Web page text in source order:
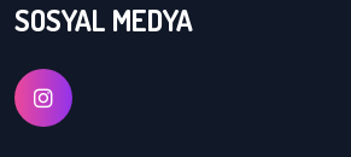
SOSYAL MEDYA